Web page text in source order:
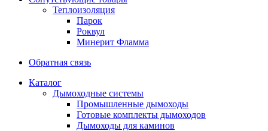
Теплоизоляция
Парок
Роквул
Минерит Фламма
Обратная связь
Каталог
Дымоходные системы
Промышленные дымоходы
Готовые комплекты дымоходов
Дымоходы для каминов